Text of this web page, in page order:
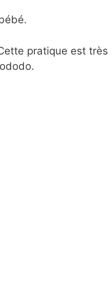
pratique est très